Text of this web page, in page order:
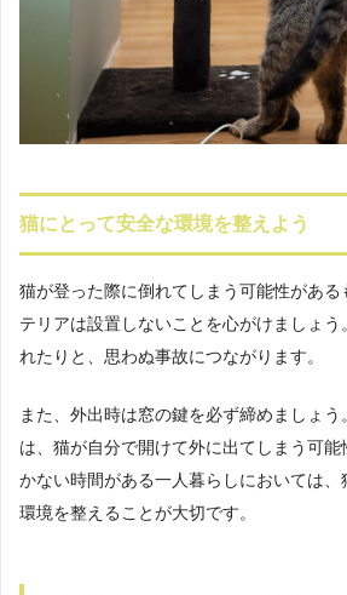
猫にとって安全な環境を整えよう
猫が登った際に倒れてしまう可能性があ
テリアは設置しないことを心がけましょう
れたりと、思わぬ事故につながります。
また、外出時は窓の鍵を必ず締めましょ
は、猫が自分で開けて外に出てしまう可
かない時間がある一人暮らしにおいては
環境を整えることが大切です。